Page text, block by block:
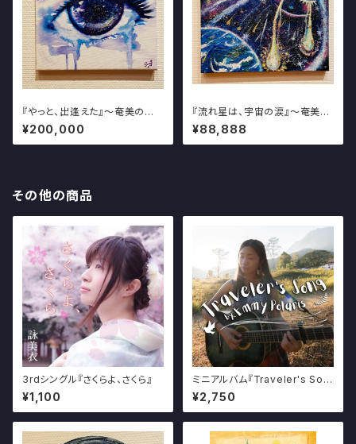
『やっと、出逢えた』～奄美の星
空を描く写真・アート展～
¥200,000
『流れ星は、宇宙の涙』～奄美の
星空を描く写真・アート展～
¥88,888
その他の商品
3rdシングル『さくらよ、さくら』
¥1,100
ミニアルバム『Traveler's Son
g』
¥2,750